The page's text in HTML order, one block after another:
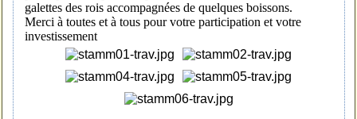
galettes des rois accompagnées de quelques boissons.
Merci à toutes et à tous pour votre participation et votre
investissement